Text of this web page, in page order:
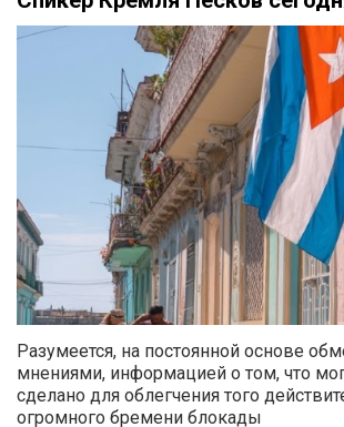
Разумеется, на постоянной основе
мнениями, информацией о том, что
сделано для облегчения того
огромного бремени блокады